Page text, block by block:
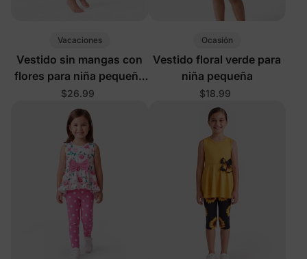
Vacaciones
Vestido sin mangas con
flores para niña pequeña
en color rosa
$26.99
Ocasión
Vestido floral verde para
niña pequeña
$18.99